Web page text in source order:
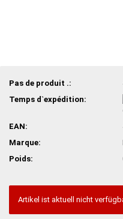
Pas de produit .:
Temps d`expédition:
EAN:
Marque:
Poids:
Artikel ist aktuell nicht